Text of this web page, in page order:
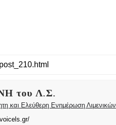
του Λ.Σ.
και Ελεύθερη Ενημέρωση Λιμενικών